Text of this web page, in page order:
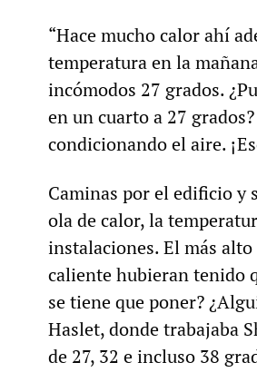
“Hace mucho calor ahí
temperatura en la
incómodos 27 grados.
en un cuarto a 27
condicionando el aire.
Caminas por el edificio y
ola de calor, la
instalaciones. El más
caliente hubieran tenido
se tiene que poner?
Haslet, donde trabajaba
de 27, 32 e incluso 38